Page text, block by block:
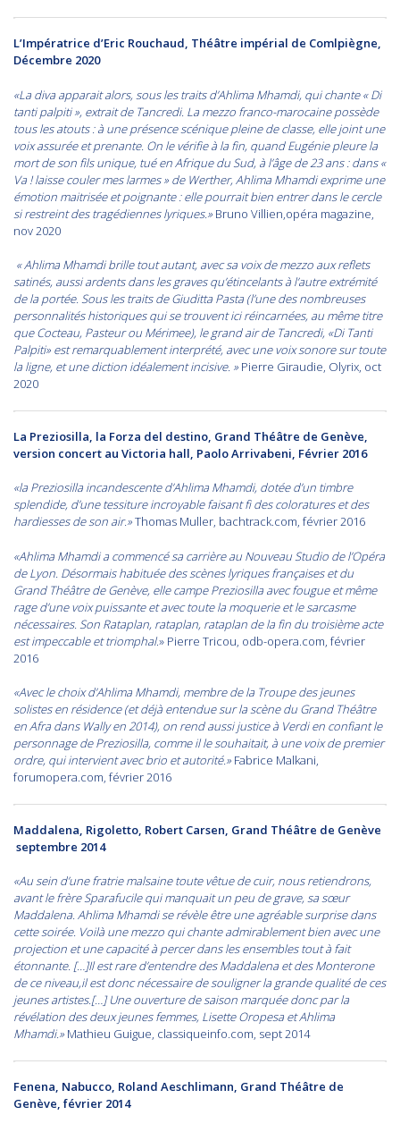
L’Impératrice d’Eric Rouchaud, Théâtre impérial de Comlpiègne,
Décembre 2020
«La diva apparait alors, sous les traits d’Ahlima Mhamdi, qui chante « Di
tanti palpiti », extrait de Tancredi. La mezzo franco-marocaine possède
tous les atouts : à une présence scénique pleine de classe, elle joint une
voix assurée et prenante. On le vérifie à la fin, quand Eugénie pleure la
mort de son fils unique, tué en Afrique du Sud, à l’âge de 23 ans : dans «
Va ! laisse couler mes larmes » de Werther, Ahlima Mhamdi exprime une
émotion maitrisée et poignante : elle pourrait bien entrer dans le cercle
si restreint des tragédiennes lyriques.» Bruno Villien,opéra magazine,
nov 2020
« Ahlima Mhamdi brille tout autant, avec sa voix de mezzo aux reflets
satinés, aussi ardents dans les graves qu’étincelants à l’autre extrémité
de la portée. Sous les traits de Giuditta Pasta (l’une des nombreuses
personnalités historiques qui se trouvent ici réincarnées, au même titre
que Cocteau, Pasteur ou Mérimee), le grand air de Tancredi, «Di Tanti
Palpiti» est remarquablement interprété, avec une voix sonore sur toute
la ligne, et une diction idéalement incisive. » Pierre Giraudie, Olyrix, oct
2020
La Preziosilla, la Forza del destino, Grand Théâtre de Genève,
version concert au Victoria hall, Paolo Arrivabeni, Février 2016
«la Preziosilla incandescente d’Ahlima Mhamdi, dotée d’un timbre
splendide, d’une tessiture incroyable faisant fi des coloratures et des
hardiesses de son air.»Thomas Muller, bachtrack.com, février 2016
«Ahlima Mhamdi a commencé sa carrière au Nouveau Studio de l’Opéra
de Lyon. Désormais habituée des scènes lyriques françaises et du
Grand Théâtre de Genève, elle campe Preziosilla avec fougue et même
rage d’une voix puissante et avec toute la moquerie et le sarcasme
nécessaires. Son Rataplan, rataplan, rataplan de la fin du troisième acte
est impeccable et triomphal.» Pierre Tricou, odb-opera.com, février
2016
«Avec le choix d’Ahlima Mhamdi, membre de la Troupe des jeunes
solistes en résidence (et déjà entendue sur la scène du Grand Théâtre
en Afra dans Wally en 2014), on rend aussi justice à Verdi en confiant le
personnage de Preziosilla, comme il le souhaitait, à une voix de premier
ordre, qui intervient avec brio et autorité.» Fabrice Malkani,
forumopera.com, février 2016
Maddalena, Rigoletto, Robert Carsen, Grand Théâtre de Genève
septembre 2014
«Au sein d’une fratrie malsaine toute vêtue de cuir, nous retiendrons,
avant le frère Sparafucile qui manquait un peu de grave, sa sœur
Maddalena. Ahlima Mhamdi se révèle être une agréable surprise dans
cette soirée. Voilà une mezzo qui chante admirablement bien avec une
projection et une capacité à percer dans les ensembles tout à fait
étonnante. […]Il est rare d’entendre des Maddalena et des Monterone
de ce niveau,il est donc nécessaire de souligner la grande qualité de ces
jeunes artistes.[…] Une ouverture de saison marquée donc par la
révélation des deux jeunes femmes, Lisette Oropesa et Ahlima
Mhamdi.» Mathieu Guigue, classiqueinfo.com, sept 2014
Fenena, Nabucco, Roland Aeschlimann, Grand Théâtre de
Genève, février 2014